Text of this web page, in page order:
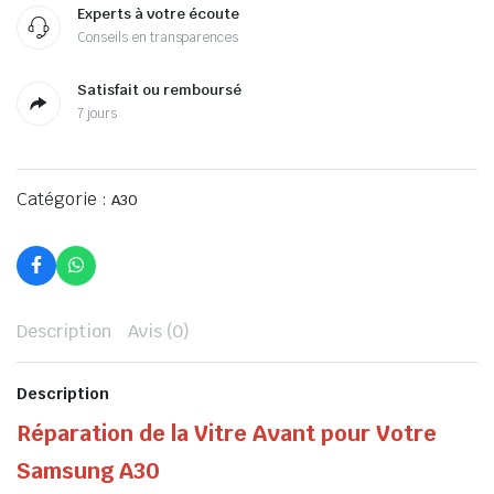
Experts à votre écoute
Conseils en transparences
Satisfait ou remboursé
7 jours
Catégorie : A30
Description Avis (0)
Description
Réparation de la Vitre Avant pour Votre
Samsung A30